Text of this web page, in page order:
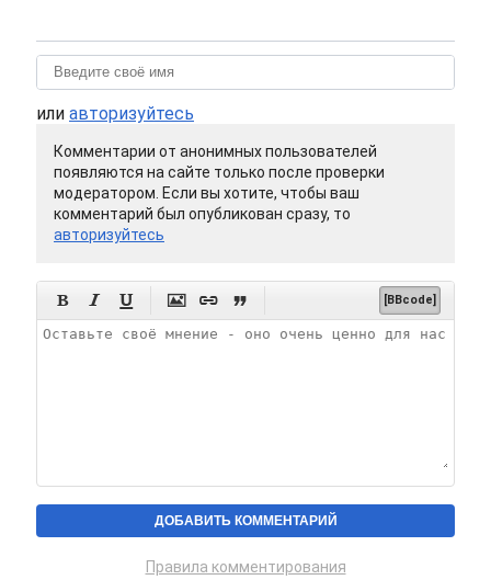
или авторизуйтесь
Комментарии от анонимных пользователей
появляются на сайте только после проверки
модератором. Если вы хотите, чтобы ваш
комментарий был опубликован сразу, то
авторизуйтесь
      [BBcode]
Правила комментирования